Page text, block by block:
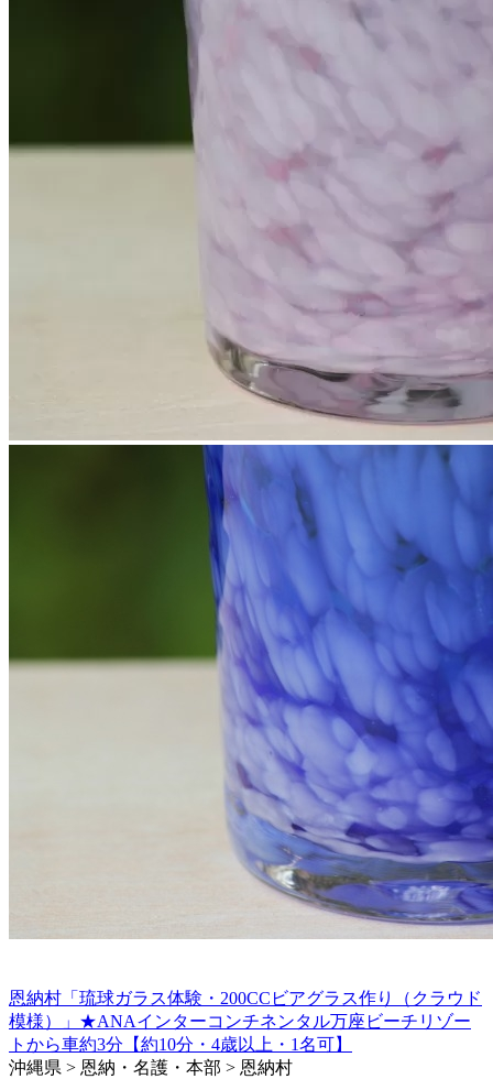
恩納村「琉球ガラス体験・200CCビアグラス作り（クラウド
模様）」★ANAインターコンチネンタル万座ビーチリゾー
トから車約3分【約10分・4歳以上・1名可】
沖縄県 > 恩納・名護・本部 > 恩納村